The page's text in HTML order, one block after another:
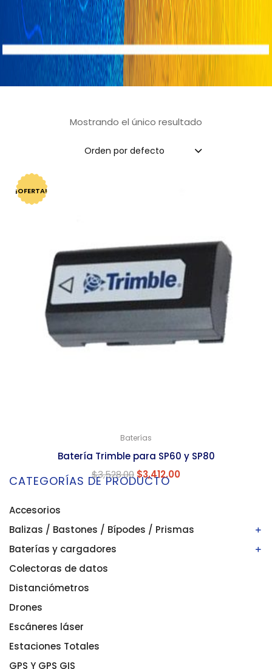
Mostrando el único resultado
Orden por defecto
¡OFERTA!
Baterías
Batería Trimble para SP60 y SP80
$3,528.00 $3,412.00
CATEGORÍAS DE PRODUCTO
Accesorios
Balizas / Bastones / Bípodes / Prismas
Bastones/balizas
Bípodes
Prismas
Baterías y cargadores
Baterías
Cargadores
Colectoras de datos
Distanciómetros
Drones
Escáneres láser
Estaciones Totales
GPS Y GPS GIS